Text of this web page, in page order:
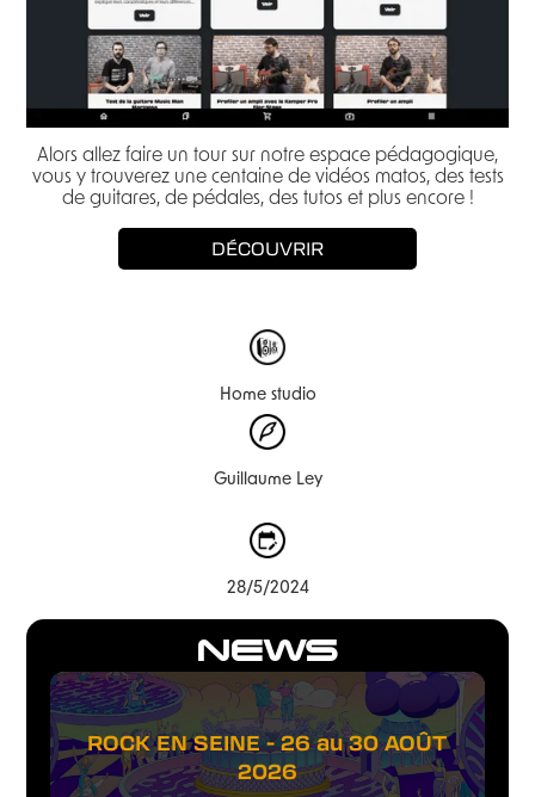
NEWS
ROCK EN SEINE - 26 au 30 AOÛT
2026
Alors allez faire un tour sur notre espace pédagogique,
vous y trouverez une centaine de vidéos matos, des tests
de guitares, de pédales, des tutos et plus encore !
DÉCOUVRIR
Home studio
Guillaume Ley
28/5/2024